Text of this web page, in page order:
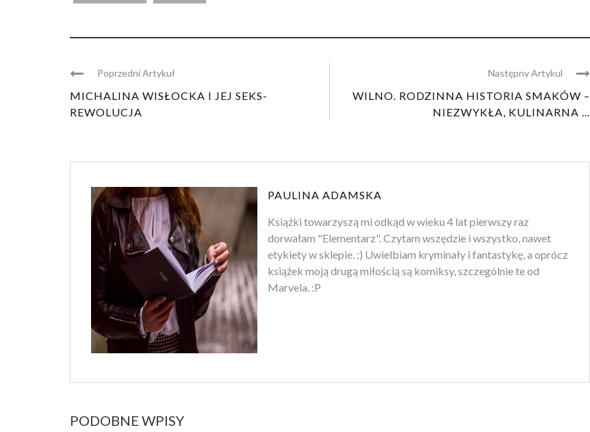
Poprzedni Artykuł
MICHALINA WISŁOCKA I JEJ SEKS-
REWOLUCJA
Następny Artykul
WILNO. RODZINNA HISTORIA SMAKÓW –
NIEZWYKŁA, KULINARNA ...
PAULINA ADAMSKA
Książki towarzyszą mi odkąd w wieku 4 lat pierwszy raz
dorwałam "Elementarz". Czytam wszędzie i wszystko, nawet
etykiety w sklepie. ;) Uwielbiam kryminały i fantastykę, a oprócz
książek moją drugą miłością są komiksy, szczególnie te od
Marvela. :P
PODOBNE WPISY